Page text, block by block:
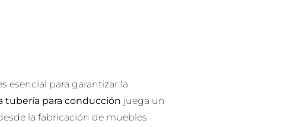
esencial para garantizar la
tubería para conducción juega un
la fabricación de muebles